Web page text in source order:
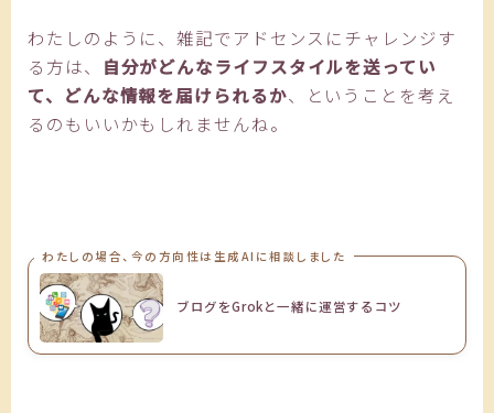
わたしのように、雑記でアドセンスにチャレンジす
る方は、
自分がどんなライフスタイルを送ってい
て、どんな情報を届けられるか、ということを考え
るのもいいかもしれませんね。
わたしの場合、今の方向性は生成AIに相談しました
ブログをGrokと一緒に運営するコツ